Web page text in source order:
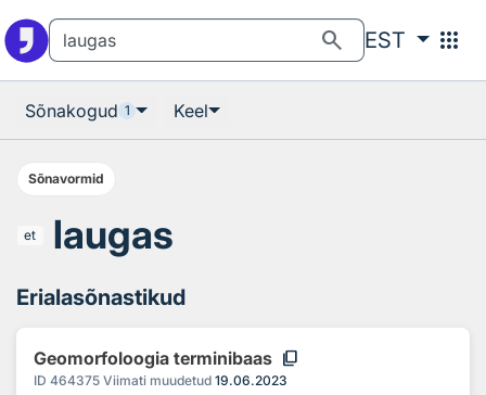
search EST apps
Sõnakogud 1 Keel
Sõnavormid
et laugas
Erialasõnastikud
Geomorfoloogia terminibaas content_copy
ID 464375 Viimati muudetud 19.06.2023